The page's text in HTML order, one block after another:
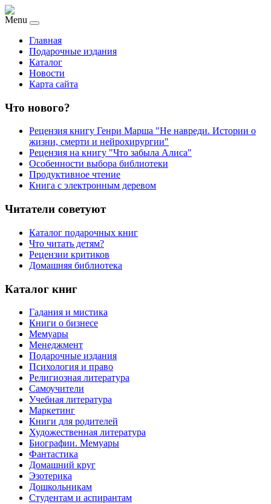
Menu
Главная
Подарочные издания
Каталог
Новости
Карта сайта
Что нового?
Рецензия книгу Генри Марша "Не навреди. Истории о
жизни, смерти и нейрохирургии"
Рецензия на книгу "Что забыла Алиса"
Особенности выбора библиотеки
Продуктивное чтение
Книга с электронным деревом
Читатели советуют
Каталог подарочных книг
Что читать детям?
Рецензии критиков
Домашняя библиотека
Каталог книг
Гадания и мистика
Книги о бизнесе
Мемуары
Менеджмент
Подарочные издания
Психология и право
Религиозная литература
Самоучители
Учебная литература
Маркетинг
Книги для родителей
Художественная литература
Биографии. Мемуары
Фантастика
Домашний круг
Эзотерика
Дошкольникам
Студентам и аспирантам